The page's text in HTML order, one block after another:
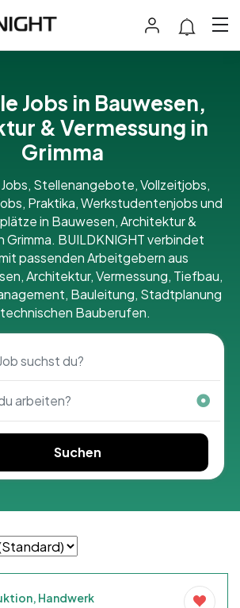
Jobs in Bauwesen,
& Vermessung in
Grimma
Stellenangebote, Vollzeitjobs,
Praktika, Werkstudentenjobs und
in Bauwesen, Architektur &
Grimma. BUILDKNIGHT verbindet
passenden Arbeitgebern aus
Architektur, Vermessung, Tiefbau,
Bauleitung, Stadtplanung
Bauberufen.
Suchen
Handwerk